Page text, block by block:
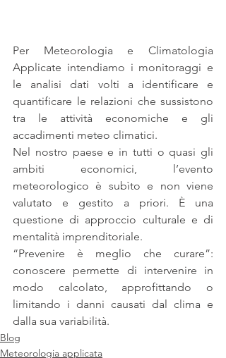
Per Meteorologia e Climatologia
Applicate intendiamo i monitoraggi e
le analisi dati volti a identificare e
quantificare le relazioni che sussistono
tra le attività economiche e gli
accadimenti meteo climatici.
Nel nostro paese e in tutti o quasi gli
ambiti economici, l’evento
meteorologico è subìto e non viene
valutato e gestito a priori. È una
questione di approccio culturale e di
mentalità imprenditoriale.
“Prevenire è meglio che curare”:
conoscere permette di intervenire in
modo calcolato, approfittando o
limitando i danni causati dal clima e
dalla sua variabilità.
Blog
Meteorologia applicata